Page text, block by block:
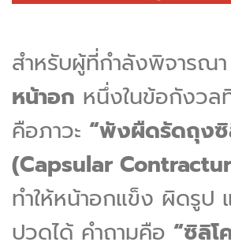
สำหรับผู้ที่กำลังพิจารณา
หน้าอก หนึ่งในข้อกังว
คือภาวะ “พังผืดรัดถุงซิ
(Capsular
ทำให้หน้าอกแข็ง ผิดรูป
ปวดได้ คำถามคือ “ซิลิ